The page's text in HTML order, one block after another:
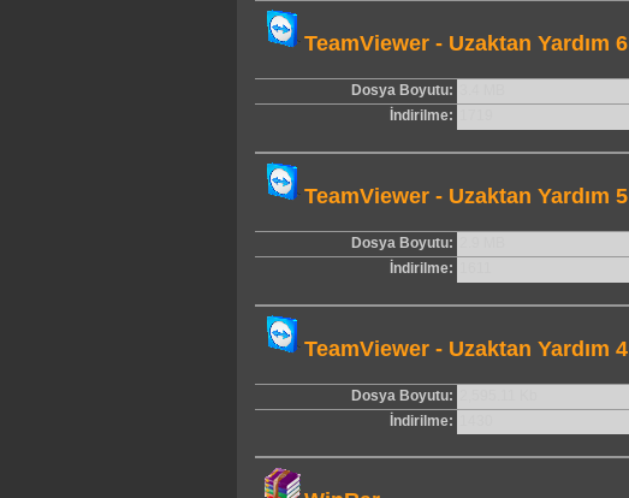
TeamViewer - Uzaktan Yardım 6
Dosya Boyutu:
İndirilme:
TeamViewer - Uzaktan Yardım 5
Dosya Boyutu:
İndirilme:
TeamViewer - Uzaktan Yardım 4
Dosya Boyutu:
İndirilme: